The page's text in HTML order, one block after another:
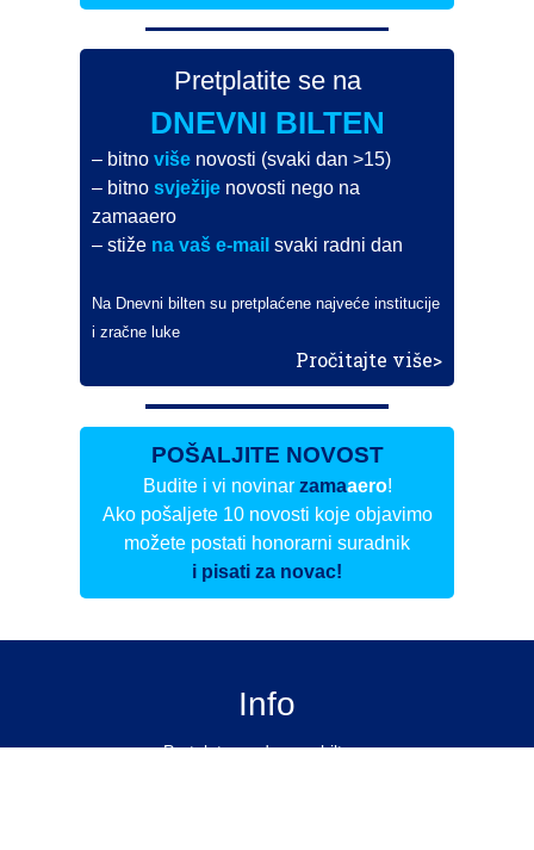
Pretplatite se na
DNEVNI BILTEN
– bitnoviše novosti (svaki dan >15)
– bitnosvježije novosti nego na
zamaaero
– stiže na vaš e-mail svaki radni dan
Na Dnevni bilten su pretplaćene najveće institucije
i zračne luke
Pročitajte više>
POŠALJITE NOVOST
Budite i vi novinar zamaaero!
Ako pošaljete 10 novosti koje objavimo
možete postati honorarni suradnik
i pisati za novac!
Info
Pretplata na dnevne biltene